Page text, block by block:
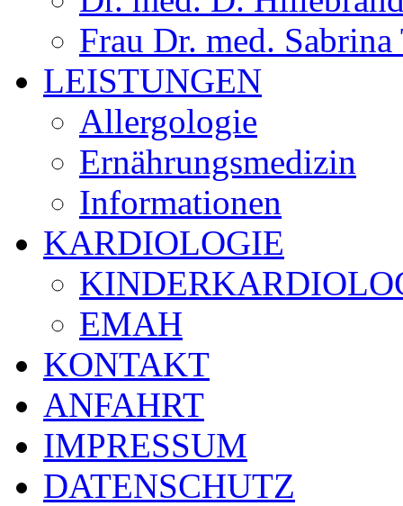
Frau Dr. med.
LEISTUNGEN
Allergologie
Ernährungsmedizin
Informationen
KARDIOLOGIE
EMAH
KONTAKT
ANFAHRT
IMPRESSUM
DATENSCHUTZ